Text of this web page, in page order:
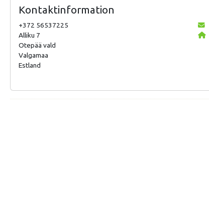
Kontaktinformation
+372 56537225
Alliku 7
Otepää vald
Valgamaa
Estland